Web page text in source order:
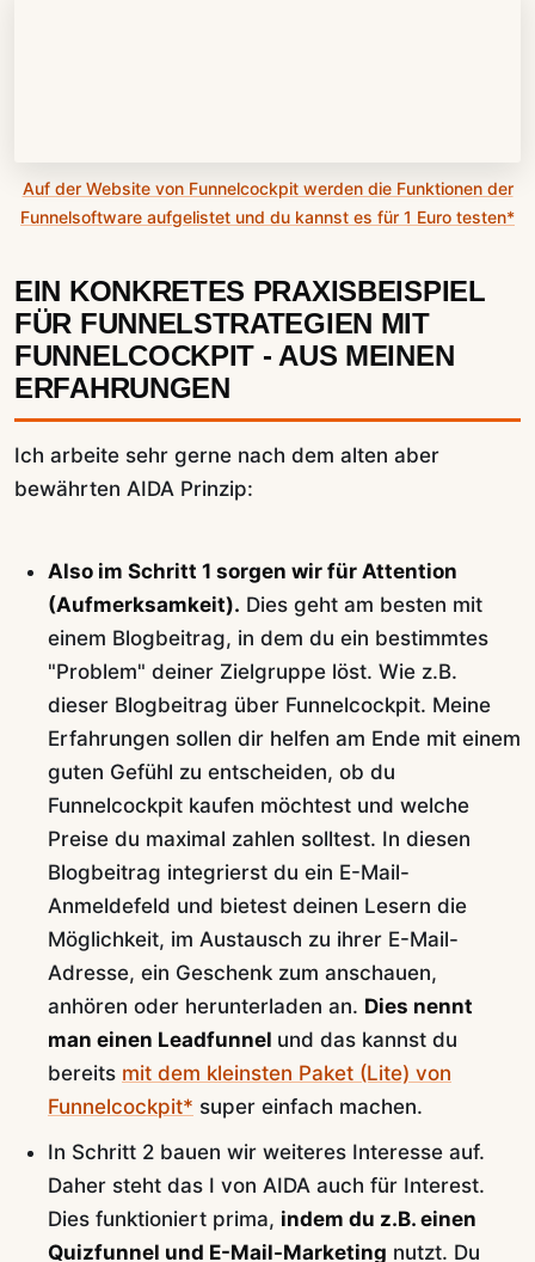
Auf der Website von Funnelcockpit werden die Funktionen der
Funnelsoftware aufgelistet und du kannst es für 1 Euro testen*
EIN KONKRETES PRAXISBEISPIEL
FÜR FUNNELSTRATEGIEN MIT
FUNNELCOCKPIT - AUS MEINEN
ERFAHRUNGEN
Ich arbeite sehr gerne nach dem alten aber
bewährten AIDA Prinzip:
Also im Schritt 1 sorgen wir für Attention
(Aufmerksamkeit). Dies geht am besten mit
einem Blogbeitrag, in dem du ein bestimmtes
"Problem" deiner Zielgruppe löst. Wie z.B.
dieser Blogbeitrag über Funnelcockpit. Meine
Erfahrungen sollen dir helfen am Ende mit einem
guten Gefühl zu entscheiden, ob du
Funnelcockpit kaufen möchtest und welche
Preise du maximal zahlen solltest. In diesen
Blogbeitrag integrierst du ein E-Mail-
Anmeldefeld und bietest deinen Lesern die
Möglichkeit, im Austausch zu ihrer E-Mail-
Adresse, ein Geschenk zum anschauen,
anhören oder herunterladen an. Dies nennt
man einen Leadfunnel und das kannst du
bereits mit dem kleinsten Paket (Lite) von
Funnelcockpit* super einfach machen.
In Schritt 2 bauen wir weiteres Interesse auf.
Daher steht das I von AIDA auch für Interest.
Dies funktioniert prima, indem du z.B. einen
Quizfunnel und E-Mail-Marketing nutzt. Du